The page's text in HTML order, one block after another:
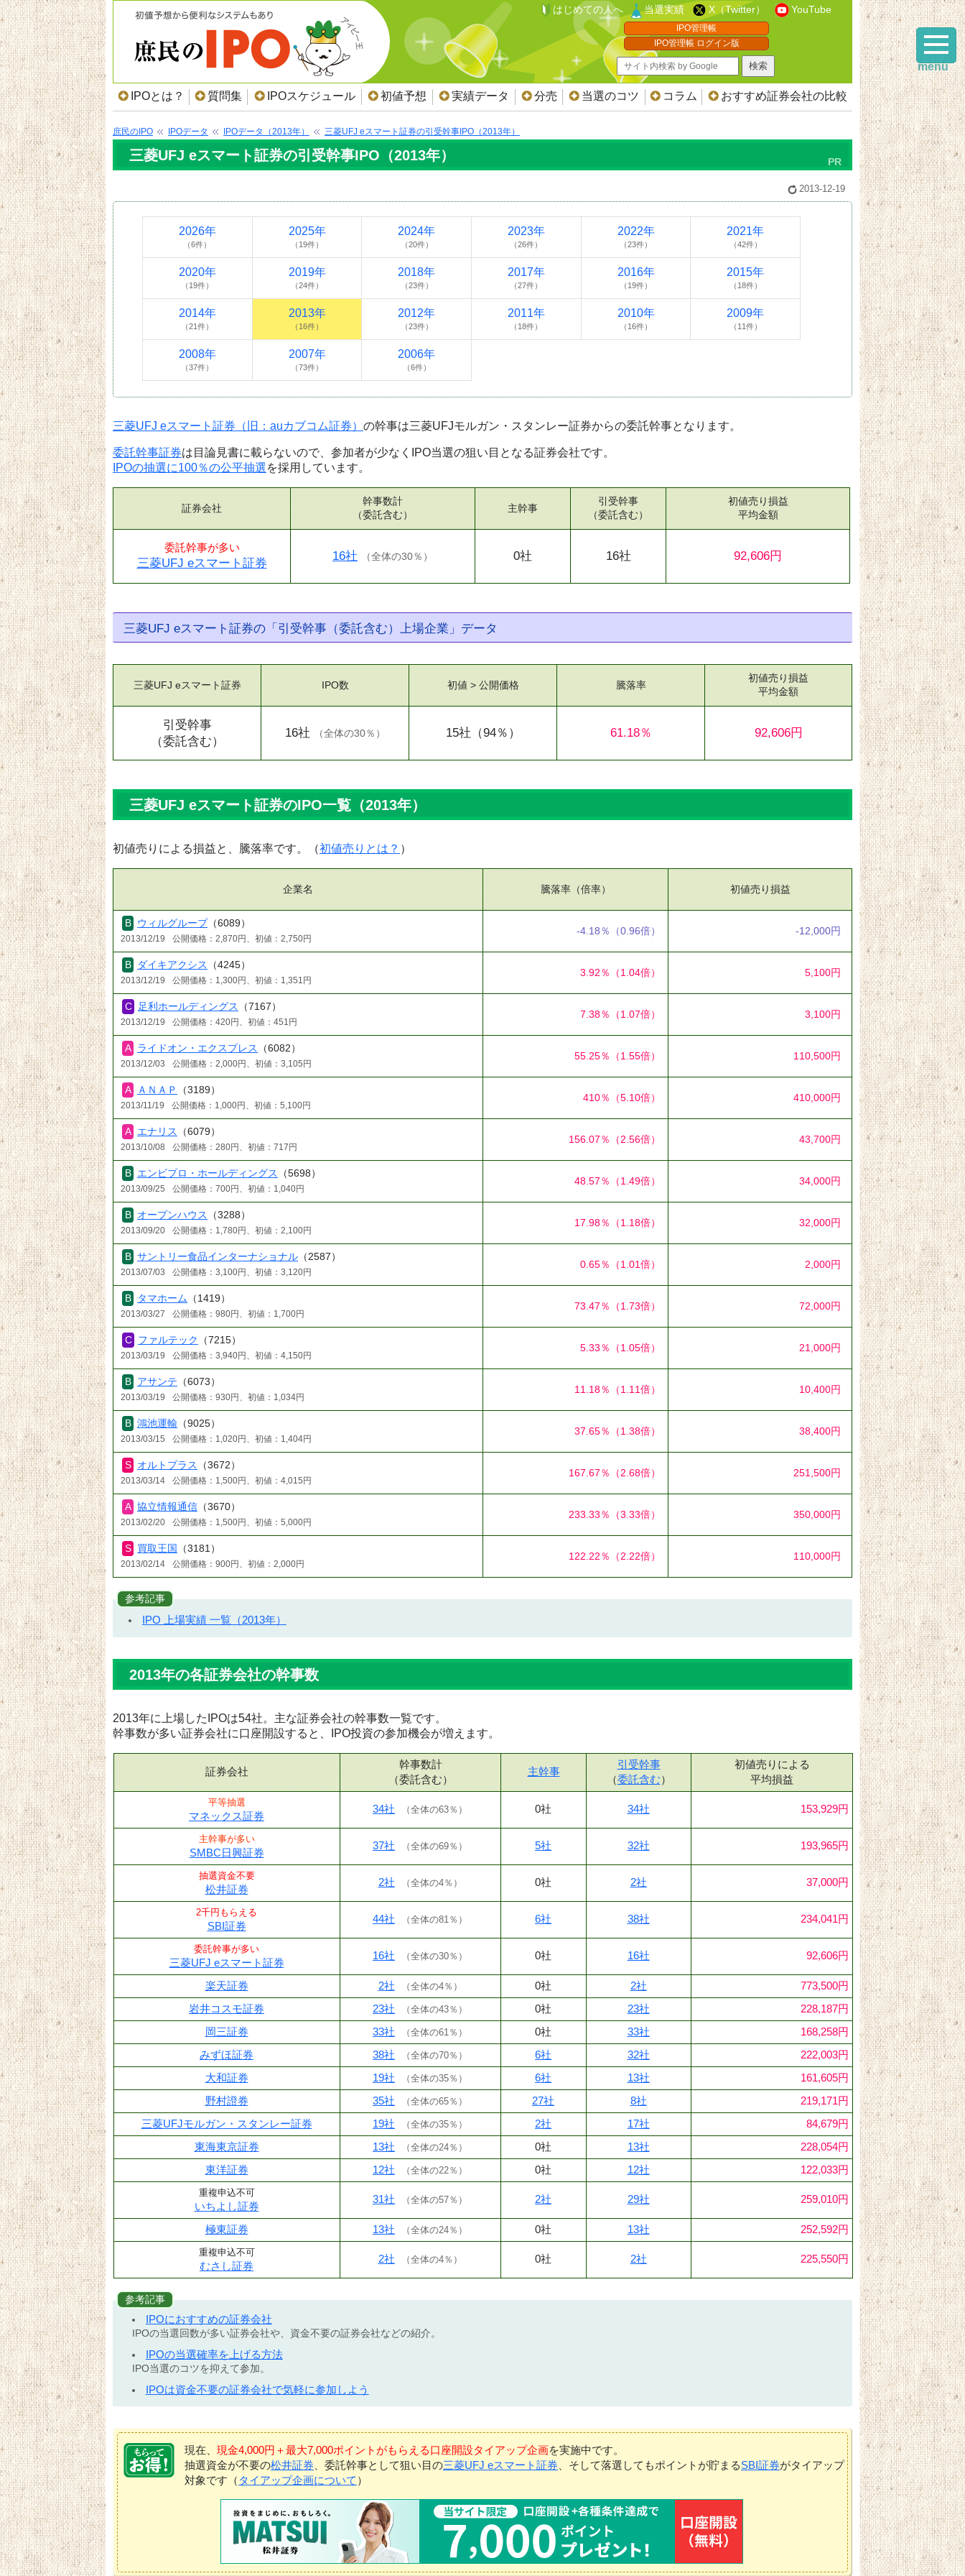
はじめての人へ 当選実績 X（Twitter） YouTube
IPO管理帳
IPO管理帳 ログイン版
IPOとは？ 質問集 IPOスケジュール 初値予想 実績データ 分売 当選のコツ コラム おすすめ証券会社の比較
庶民のIPO IPOデータ IPOデータ（2013年） 三菱UFJ eスマート証券の引受幹事IPO（2013年）
三菱UFJ eスマート証券の引受幹事IPO（2013年）
2013-12-19
2026年
（6件）
2025年
（19件）
2024年
（20件）
2023年
（26件）
2022年
（23件）
2021年
（42件）
2020年
（19件）
2019年
（24件）
2018年
（23件）
2017年
（27件）
2016年
（19件）
2015年
（18件）
2014年
（21件）
2013年
（16件）
2012年
（23件）
2011年
（18件）
2010年
（16件）
2009年
（11件）
2008年
（37件）
2007年
（73件）
2006年
（6件）
三菱UFJ eスマート証券（旧：auカブコム証券） の幹事は三菱UFJモルガン・スタンレー証券からの委託幹事となります。
委託幹事証券は目論見書に載らないので、参加者が少なくIPO当選の狙い目となる証券会社です。
IPOの抽選に100％の公平抽選を採用しています。
証券会社
委託幹事が多い
三菱UFJ eスマート証券
幹事数計
（委託含む）
16社 （全体の30％ ）
主幹事
0社
引受幹事
（委託含む）
16社
初値売り損益
平均金額
92,606円
三菱UFJ eスマート証券の「引受幹事（委託含む）上場企業」データ
三菱UFJ eスマート証券
引受幹事
（委託含む）
IPO数
16社 （全体の30％ ）
初値 > 公開価格
15社 （94％）
騰落率
61.18％
初値売り損益
平均金額
92,606円
三菱UFJ eスマート証券のIPO一覧（2013年）
初値売りによる損益と、騰落率です。（初値売りとは？ ）
企業名 騰落率（倍率） 初値売り損益
ウィルグループ（6089）
2013/12/19 公開価格：2,870円、初値：2,750円
-4.18％ （0.96倍） -12,000円
ダイキアクシス （4245）
2013/12/19 公開価格：1,300円、初値：1,351円
3.92％ （1.04倍） 5,100円
足利ホールディングス （7167）
2013/12/19 公開価格：420円、初値：451円
7.38％ （1.07倍） 3,100円
ライドオン・エクスプレス （6082）
2013/12/03 公開価格：2,000円、初値：3,105円
55.25％ （1.55倍） 110,500円
ＡＮＡＰ （3189）
2013/11/19 公開価格：1,000円、初値：5,100円
410％ （5.10倍） 410,000円
エナリス （6079）
2013/10/08 公開価格：280円、初値：717円
156.07％ （2.56倍） 43,700円
エンビプロ・ホールディングス （5698）
2013/09/25 公開価格：700円、初値：1,040円
48.57％ （1.49倍） 34,000円
オープンハウス （3288）
2013/09/20 公開価格：1,780円、初値：2,100円
17.98％ （1.18倍） 32,000円
サントリー食品インターナショナル （2587）
2013/07/03 公開価格：3,100円、初値：3,120円
0.65％ （1.01倍） 2,000円
タマホーム （1419）
2013/03/27 公開価格：980円、初値：1,700円
73.47％ （1.73倍） 72,000円
ファルテック （7215）
2013/03/19 公開価格：3,940円、初値：4,150円
5.33％ （1.05倍） 21,000円
アサンテ （6073）
2013/03/19 公開価格：930円、初値：1,034円
11.18％ （1.11倍） 10,400円
鴻池運輸 （9025）
2013/03/15 公開価格：1,020円、初値：1,404円
37.65％ （1.38倍） 38,400円
オルトプラス （3672）
2013/03/14 公開価格：1,500円、初値：4,015円
167.67％ （2.68倍） 251,500円
協立情報通信 （3670）
2013/02/20 公開価格：1,500円、初値：5,000円
233.33％ （3.33倍） 350,000円
買取王国 （3181）
2013/02/14 公開価格：900円、初値：2,000円
122.22％ （2.22倍） 110,000円
参考記事
IPO 上場実績 一覧（2013年）
2013年の各証券会社の幹事数
2013年に上場したIPOは54社。主な証券会社の幹事数一覧です。
幹事数が多い証券会社に口座開設すると、IPO投資の参加機会が増えます。
証券会社
幹事数計
（委託含む）
主幹事
引受幹事
（委託含む）
初値売りによる
平均損益
平等抽選
マネックス証券
34社 （全体の63％ ） 0社 34社 153,929円
主幹事が多い
SMBC日興証券
37社 （全体の69％ ） 5社 32社 193,965円
抽選資金不要
松井証券
2社 （全体の4％ ） 0社 2社 37,000円
2千円もらえる
SBI証券
44社 （全体の81％ ） 6社 38社 234,041円
委託幹事が多い
三菱UFJ eスマート証券
16社 （全体の30％ ） 0社 16社 92,606円
楽天証券 2社 （全体の4％ ） 0社 2社
773,500円
岩井コスモ証券
23社 （全体の43％ ） 0社 23社
228,187円
岡三証券
33社 （全体の61％ ） 0社 33社
168,258円
みずほ証券
38社 （全体の70％ ） 6社 32社
222,003円
大和証券
19社 （全体の35％ ） 6社 13社
161,605円
野村證券
35社 （全体の65％ ） 27社 8社
219,171円
三菱UFJモルガン・スタンレー証券
19社 （全体の35％ ） 2社 17社
84,679円
東海東京証券
13社 （全体の24％ ） 0社 13社
228,054円
東洋証券
12社 （全体の22％ ） 0社 12社 122,033円
重複申込不可
いちよし証券
31社 （全体の57％ ） 2社 29社 259,010円
極東証券 13社 （全体の24％ ） 0社 13社 252,592円
重複申込不可
むさし証券
2社 （全体の4％ ） 0社 2社 225,550円
参考記事
IPOにおすすめの証券会社
IPOの当選回数が多い証券会社や、資金不要の証券会社などの紹介。
IPOの当選確率を上げる方法
IPO当選のコツを抑えて参加。
IPOは資金不要の証券会社で気軽に参加しよう
現在、 現金4,000円＋最大7,000ポイントがもらえる口座開設タイアップ企画を実施中です。
抽選資金が不要の松井証券 、委託幹事として狙い目の三菱UFJ eスマート証券 、そして落選してもポイントが貯まるSBI証券がタイアップ
対象です（ タイアップ企画について ）
menu